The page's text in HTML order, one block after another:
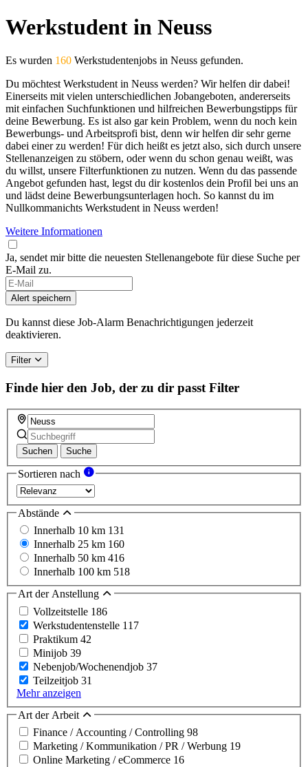
Werkstudent in Neuss
Es wurden 160 Werkstudentenjobs in Neuss gefunden.
Du möchtest Werkstudent in Neuss werden? Wir helfen dir dabei!
Einerseits mit vielen unterschiedlichen Jobangeboten, andererseits
mit einfachen Suchfunktionen und hilfreichen Bewerbungstipps für
deine Bewerbung. Es ist also gar kein Problem, wenn du noch kein
Bewerbungs- und Arbeitsprofi bist, denn wir helfen dir sehr gerne
dabei einer zu werden! Für dich heißt es jetzt also, sich durch unsere
Stellenanzeigen zu stöbern, oder wenn du schon genau weißt, was
du willst, unsere Filterfunktionen zu nutzen. Wenn du das passende
Angebot gefunden hast, legst du dir kostenlos dein Profil bei uns an
und lädst deine Bewerbungsunterlagen hoch. So kannst du im
Nullkommanichts Werkstudent in Neuss werden!
Weitere Informationen
Ja, sendet mir bitte die neuesten Stellenangebote für diese Suche per
E-Mail zu.
If
you
are
a
human,
this
field
Alert speichern
Du kannst diese Job-Alarm Benachrichtigungen jederzeit
deaktivieren.
Filter
Finde hier den Job, der zu dir passt Filter
Suchen Suche
Sortieren nach
Abstände
Innerhalb 10 km 131
Innerhalb 25 km 160
Innerhalb 50 km 416
Innerhalb 100 km 518
Art der Anstellung
Vollzeitstelle 186
Werkstudentenstelle 117
Praktikum 42
Minijob 39
Nebenjob/Wochenendjob 37
Teilzeitjob 31
Mehr anzeigen
Art der Arbeit
Finance / Accounting / Controlling 98
Marketing / Kommunikation / PR / Werbung 19
Online Marketing / eCommerce 16